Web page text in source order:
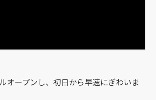
オープンし、初日から早速にぎわいま